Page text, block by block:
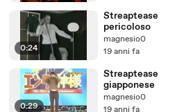
0:24
Streaptease
pericoloso
magnesio0
19 anni fa
0:29
Streaptease
giapponese
magnesio0